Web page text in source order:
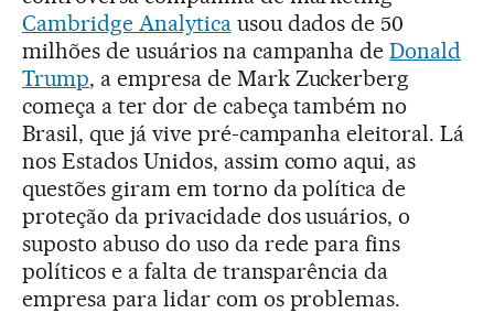
Cambridge Analyticausou dados de 50
milhões de usuários na campanha deDonald
Trump, a empresa de Mark Zuckerberg
começa a ter dor de cabeça também no
Brasil, que já vive pré-campanha eleitoral. Lá
nos Estados Unidos, assim como aqui, as
questões giram em torno da política de
proteção da privacidade dos usuários, o
suposto abuso do uso da rede para fins
políticos e a falta de transparência da
empresa para lidar com os problemas.